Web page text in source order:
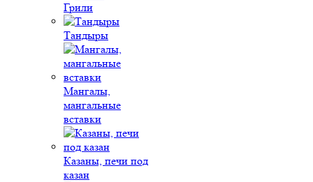
Грили
Тандыры
Мангалы,
мангальные
вставки
Казаны, печи под
казан